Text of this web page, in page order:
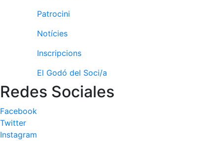
Soci/a
Patrocini
Notícies
Inscripcions
El Godó del Soci/a
Redes Sociales
Facebook
Twitter
Instagram